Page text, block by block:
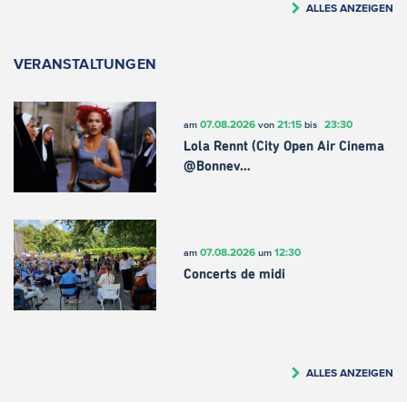
ALLES ANZEIGEN
VERANSTALTUNGEN
am 07.08.2026von 21:15bis 23:30
Lola Rennt (City Open Air Cinema
@Bonnev…
am 07.08.2026um 12:30
Concerts de midi
ALLES ANZEIGEN